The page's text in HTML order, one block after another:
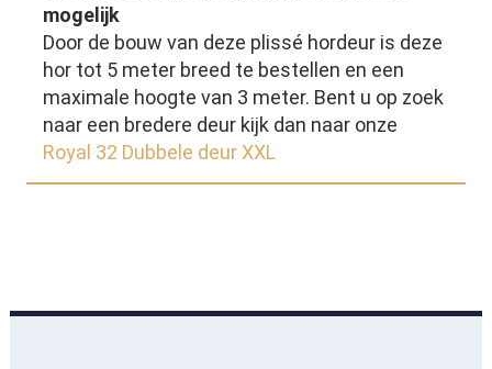
mogelijk
Door de bouw van deze plissé hordeur is deze
hor tot 5 meter breed te bestellen en een
maximale hoogte van 3 meter. Bent u op zoek
naar een bredere deur kijk dan naar onze
Royal 32 Dubbele deur XXL